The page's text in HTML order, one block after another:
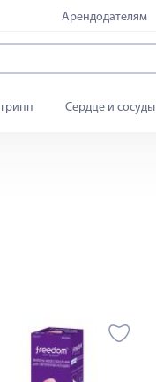
Арендодателям
Сердце и сосуды